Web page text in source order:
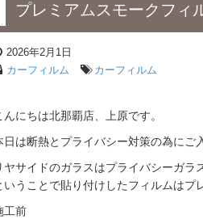
プレミアムスモークフィ
2026年2月1日
カーフィルム
カーフィルム
んにちは北那覇店、上原です。
日は断熱とプライバシー対策の為に
ヤサイドのガラスはプライバシーガ
いうことで貼り付けしたフィルムはプ
工前